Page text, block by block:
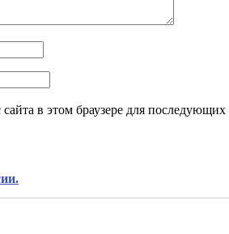
в этом браузере для